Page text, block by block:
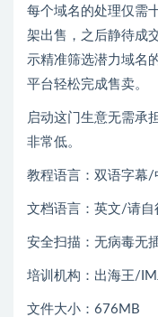
每个域名的处理仅需
架出售，之后静待成
示精准筛选潜力域名
平台轻松完成售卖。
启动这门生意无需承
非常低。
教程语言：双语字幕/
文档语言：英文/请自
安全扫描：无病毒无
培训机构：出海王/
文件大小：676MB